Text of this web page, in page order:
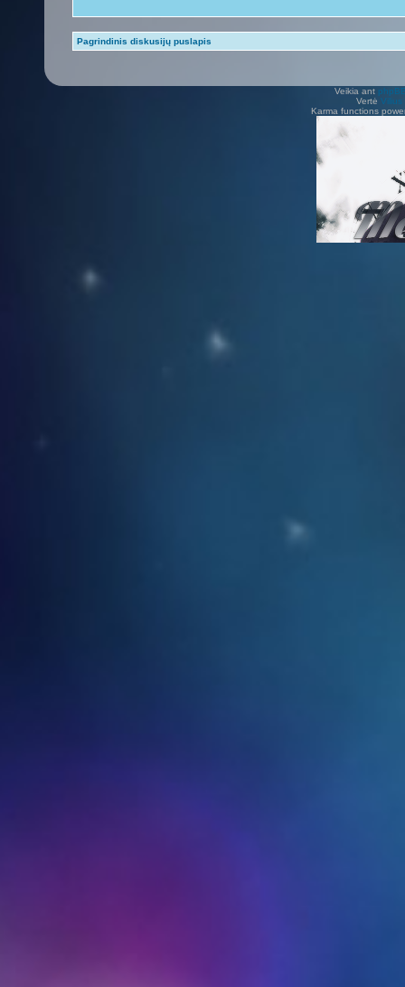
Pagrindinis diskusijų puslapis
Veikia ant
Vertė Vilius
Karma functions